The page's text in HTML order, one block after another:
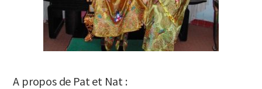
A propos de Pat et Nat :